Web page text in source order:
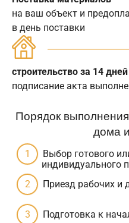
на ваш объект и
в день поставки
строительство за 14 дней
подписание акта
Порядок
дома
Выбор готового
индивидуального
Приезд рабочих и
Подготовка к